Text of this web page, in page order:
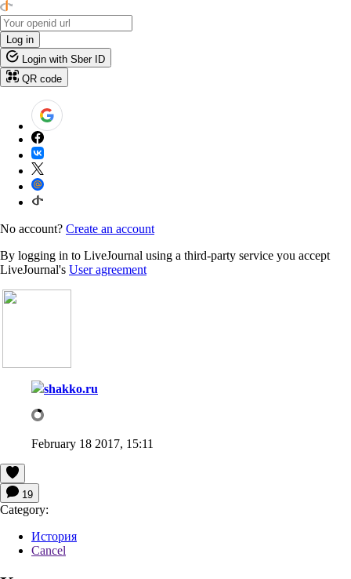
Log in
Login with Sber ID
QR code
No account? Create an account
By logging in to LiveJournal using a third-party service you accept
LiveJournal's User agreement
shakko.ru
February 18 2017, 15:11
19
Category:
История
Cancel